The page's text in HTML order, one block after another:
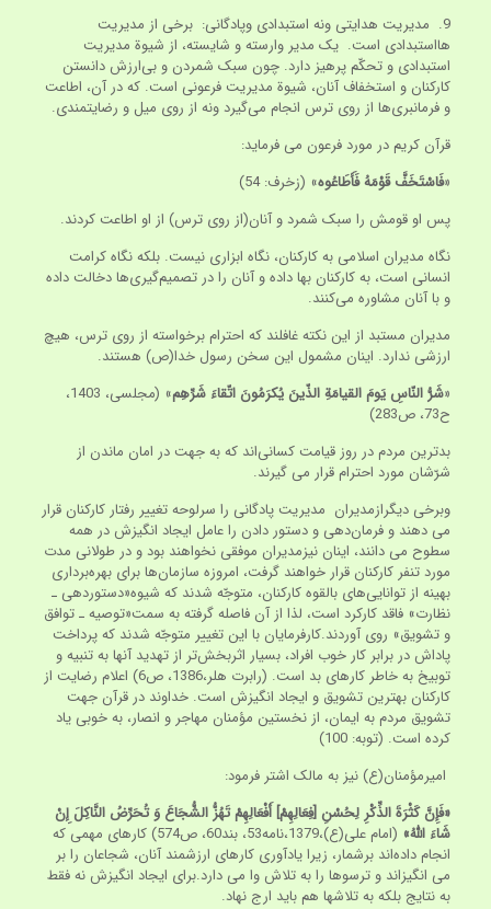
9. مدیریت هدایتی ونه استبدادی وپادگانی: برخی از مدیریت
هااستبدادی است. یک مدیر وارسته و شایسته، از شیوة مدیریت
استبدادی و تحکّم پرهیز دارد. چون سبک شمردن و بی‌ارزش دانستن
کارکنان و استخفاف آنان، شیوة مدیریت فرعونی است. که در آن، اطاعت
و فرمانبری‌ها از روی ترس انجام می‌گیرد ونه از روی میل و رضایتمندی.
قرآن کریم در مورد فرعون می فرماید:
«فَاسْتَخَفَّ قَوْمَهُ فَأَطَاعُوه» (زخرف: 54)
پس او قومش را سبک شمرد و آنان(از روی ترس) از او اطاعت کردند.
نگاه مدیران اسلامی به کارکنان، نگاه ابزاری نیست. بلکه نگاه کرامت
انسانی است، به کارکنان بها داده و آنان را در تصمیم‌گیری‌ها دخالت داده
و با آنان مشاوره می‌کنند.
مدیران مستبد از این نکته غافلند که احترام برخواسته از روی ترس، هیچ
ارزشی ندارد. اینان مشمول این سخن رسول خدا(ص) هستند.
«شَرُّ النّاسِ یَومَ القیامَةِ الذّینَ یُکرَمُونَ اتّقاءَ شَرِّهِم
» (مجلسی، 1403،
ح73، ص283)
بدترین مردم در روز قیامت کسانی‌اند که به جهت در امان ماندن از
شرّشان مورد احترام قرار می گیرند.
وبرخی دیگرازمدیران مدیریت پادگانی را سرلوحه تغییر رفتار کارکنان قرار
می دهند و فرمان‌دهی و دستور دادن را عامل ایجاد انگیزش در همه
سطوح می دانند، اینان نیزمدیران موفقی نخواهند بود و در طولانی مدت
مورد تنفر کارکنان قرار خواهند گرفت، امروزه سازمان‌ها برای بهره‌برداری
بهینه از توانایی‌های بالقوه کارکنان، متوجّه شدند که شیوه«دستوردهی ـ
نظارت» فاقد کارکرد است، لذا از آن فاصله گرفته به سمت«توصیه ـ توافق
و تشویق» روی آوردند.کارفرمایان با این تغییر متوجّه شدند که پرداخت
پاداش در برابر کار خوب افراد، بسیار اثربخش‌تر از تهدید آنها به تنبیه و
توبیخ به خاطر کارهای بد است. (رابرت هلر،1386، ص6) اعلام رضایت از
کارکنان بهترین تشویق و ایجاد انگیزش است. خداوند در قرآن جهت
تشویق مردم به ایمان، از نخستین مؤمنان مهاجر و انصار، به خوبی یاد
کرده است. (توبه: 100)
امیرمؤمنان(ع) نیز به مالک اشتر فرمود:
«فَإِنَّ كَثْرَةَ الذِّكْرِ لِحُسْنِ [فِعَالِهِمْ] أَفْعَالِهِمْ تَهُزُّ الشُّجَاعَ وَ تُحَرِّضُ النَّاكِلَ إِنْ
شَاءَ اللَّهُ»
(امام علی(ع)،1379،‌نامه53، بند60، ص574) کارهای مهمی که
انجام داده‌اند برشمار، زیرا یادآوری کارهای ارزشمند آنان، شجاعان را بر
می انگیزاند و ترسوها را به تلاش وا می دارد.برای ایجاد انگیزش نه فقط
به نتایج بلکه به تلاشها هم باید ارج نهاد.